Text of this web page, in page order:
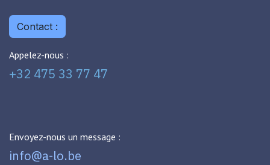
Contact :
Appelez-nous :
+32 475 33 77 47
Envoyez-nous un message :
info@a-lo.be